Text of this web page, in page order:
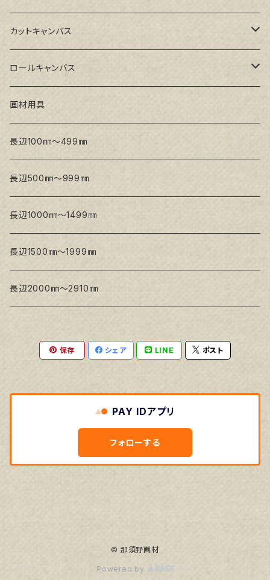
GAERA GLC(中目)
トークロ イエロー(中目)
トークロ 赤SP(中目)
Snow White SPC(中目)
Paulo木枠
ラワンパネル
シナパネル
カットキャンバス
GAERA F(中細目)
GAERA BA(中荒目)
Snow White SPC(中目)
Snow White SLA(中目)
ロールキャンバス
GAERA F(中細目) / BA(中荒目)
Snow White SLA(中目)
Snow White SLH(中太目)
Snow White SPC(中目)
トークロ イエロー
生キャンバス
画材用具
長辺100㎜～499㎜
長辺500㎜～999㎜
長辺1000㎜～1499㎜
長辺1500㎜～1999㎜
長辺2000㎜～2910㎜
保存 シェア LINE ポスト
PAY IDアプリ
フォローする
© 那須野画材
Powered by